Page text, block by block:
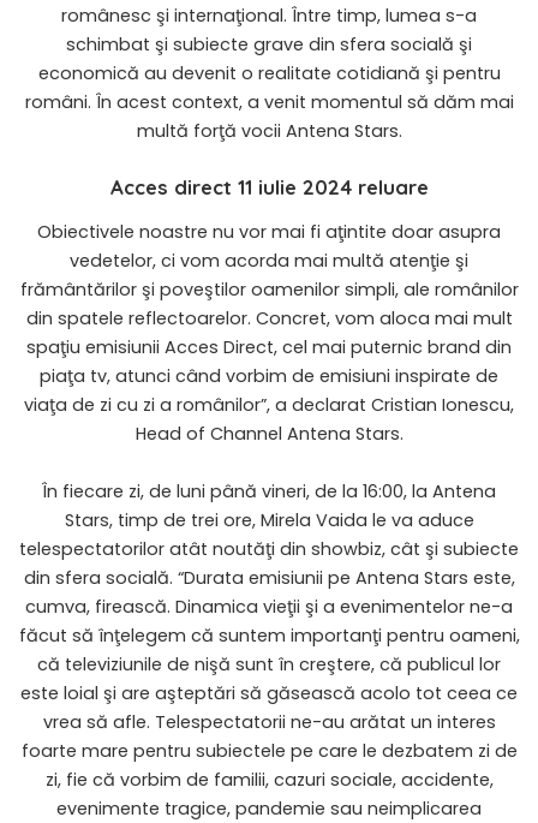
românesc şi internaţional. Între timp, lumea s-a
schimbat şi subiecte grave din sfera socială şi
economică au devenit o realitate cotidiană şi pentru
români. În acest context, a venit momentul să dăm mai
multă forţă vocii Antena Stars.
Acces direct 11 iulie 2024 reluare
Obiectivele noastre nu vor mai fi aţintite doar asupra
vedetelor, ci vom acorda mai multă atenţie şi
frământărilor şi poveştilor oamenilor simpli, ale românilor
din spatele reflectoarelor. Concret, vom aloca mai mult
spaţiu emisiunii Acces Direct, cel mai puternic brand din
piaţa tv, atunci când vorbim de emisiuni inspirate de
viaţa de zi cu zi a românilor”, a declarat Cristian Ionescu,
Head of Channel Antena Stars.
În fiecare zi, de luni până vineri, de la 16:00, la Antena
Stars, timp de trei ore, Mirela Vaida le va aduce
telespectatorilor atât noutăţi din showbiz, cât şi subiecte
din sfera socială. “Durata emisiunii pe Antena Stars este,
cumva, firească. Dinamica vieţii şi a evenimentelor ne-a
făcut să înţelegem că suntem importanţi pentru oameni,
că televiziunile de nişă sunt în creştere, că publicul lor
este loial şi are aşteptări să găsească acolo tot ceea ce
vrea să afle. Telespectatorii ne-au arătat un interes
foarte mare pentru subiectele pe care le dezbatem zi de
zi, fie că vorbim de familii, cazuri sociale, accidente,
evenimente tragice, pandemie sau neimplicarea